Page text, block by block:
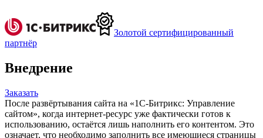
Золотой сертифицированный
партнёр
Внедрение
Заказать
После развёртывания сайта на «1С-Битрикс: Управление
сайтом», когда интернет-ресурс уже фактически готов к
использованию, остаётся лишь наполнить его контентом. Это
означает, что необходимо заполнить все имеющиеся страницы